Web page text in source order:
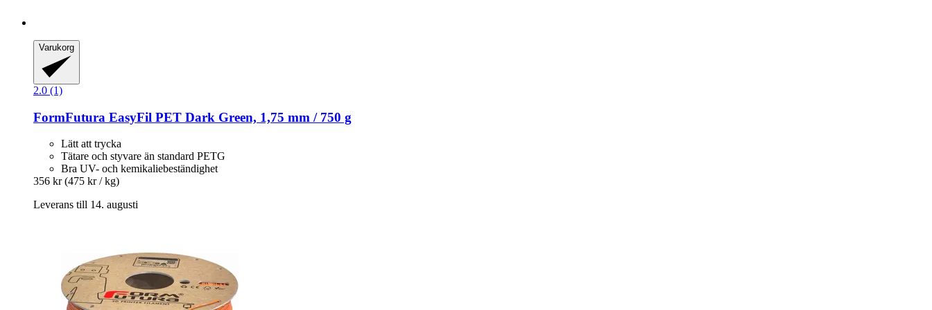
Varukorg
2.0 (1)
FormFutura EasyFil PET Dark Green, 1,75 mm / 750 g
Lätt att trycka
Tätare och styvare än standard PETG
Bra UV- och kemikaliebeständighet
356 kr (475 kr / kg)
Leverans till 14. augusti